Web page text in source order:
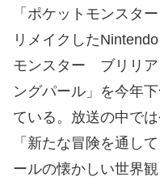
「ポケットモンスタ
リメイクした
モンスター ブリリア
ングパール」を今年
ている。放送の中で
「新たな冒険を通し
ールの懐かしい世界